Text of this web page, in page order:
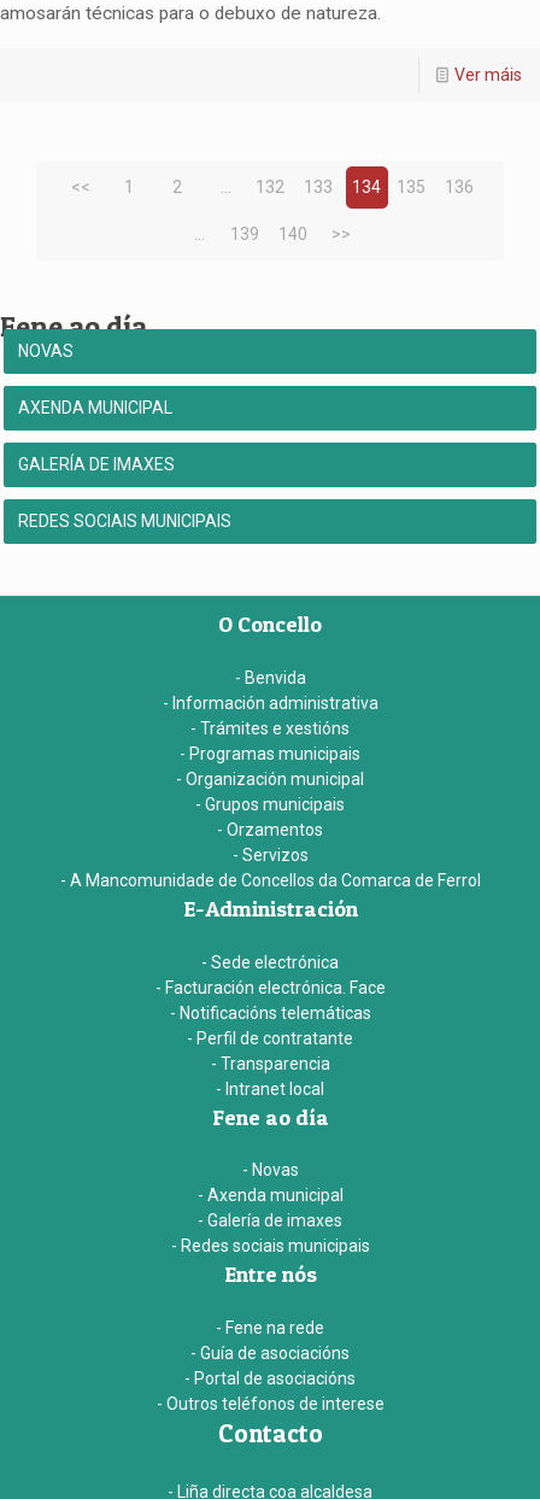
amosarán técnicas para o debuxo de natureza.
Ver máis
<< 1 2 132 133 134 135 136
139 140 >>
Fene ao día
NOVAS
AXENDA MUNICIPAL
GALERÍA DE IMAXES
REDES SOCIAIS MUNICIPAIS
O Concello
- Benvida
- Información administrativa
- Trámites e xestións
- Programas municipais
- Organización municipal
- Grupos municipais
- Orzamentos
- Servizos
- A Mancomunidade de Concellos da Comarca de Ferrol
E-Administración
- Sede electrónica
- Facturación electrónica. Face
- Notificacións telemáticas
- Perfil de contratante
- Transparencia
- Intranet local
Fene ao día
- Novas
- Axenda municipal
- Galería de imaxes
- Redes sociais municipais
Entre nós
- Fene na rede
- Guía de asociacións
- Portal de asociacións
- Outros teléfonos de interese
Contacto
- Liña directa coa alcaldesa